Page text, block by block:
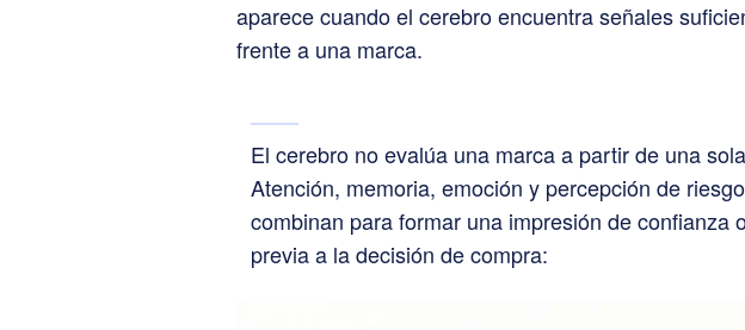
aparece cuando el cerebro encuentra señales
frente a una marca.
El cerebro no evalúa una marca a partir de una
Atención, memoria, emoción y percepción de
combinan para formar una impresión de confianza
previa a la decisión de compra: